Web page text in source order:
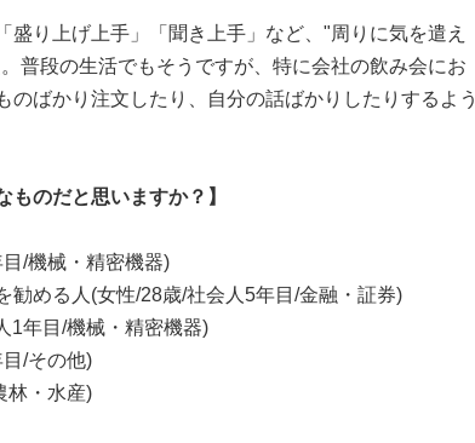
り上げ上手」「聞き上手」など、"周りに気を遣え
普段の生活でもそうですが、特に会社の飲み会にお
ばかり注文したり、自分の話ばかりしたりするよう
ものだと思いますか？】
/機械・精密機器)
勧める人(女性/28歳/社会人5年目/金融・証券)
1年目/機械・精密機器)
/その他)
林・水産)